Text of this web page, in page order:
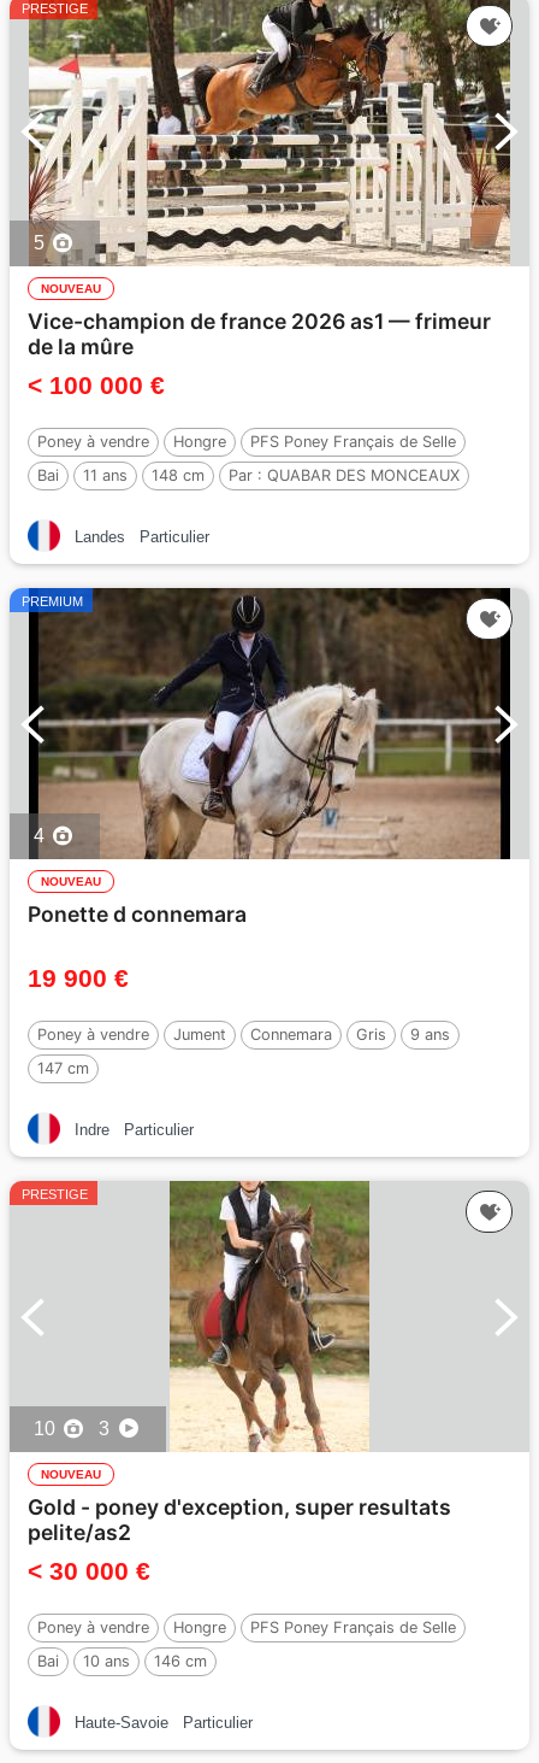
PRESTIGE
5
NOUVEAU
Vice-champion de france 2026 as1 — frimeur
de la mûre
< 100 000 €
Poney à vendre Hongre
PFS Poney Français de Selle
Bai
11 ans 148 cm Par : QUABAR DES MONCEAUX
Landes Particulier
PREMIUM
4
NOUVEAU
Ponette d connemara
19 900 €
Poney à vendre Jument Connemara Gris
9 ans
147 cm
Indre Particulier
PRESTIGE
10 3
NOUVEAU
Gold - poney d'exception, super resultats
pelite/as2
< 30 000 €
Poney à vendre Hongre
PFS Poney Français de Selle
Bai
10 ans
146 cm
Haute-Savoie
Particulier